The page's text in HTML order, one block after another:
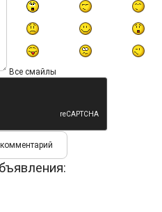
Все смайлы